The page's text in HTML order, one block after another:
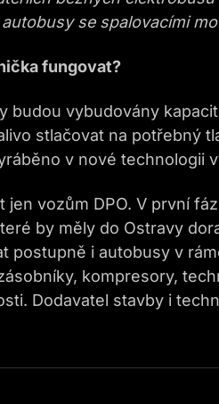
se spalovacími
fungovat?
budou vybudovány
stlačovat na potřebný
v nové technologii
jen vozům DPO. V první
by měly do Ostravy
postupně i autobusy v
kompresory,
Dodavatel stavby i